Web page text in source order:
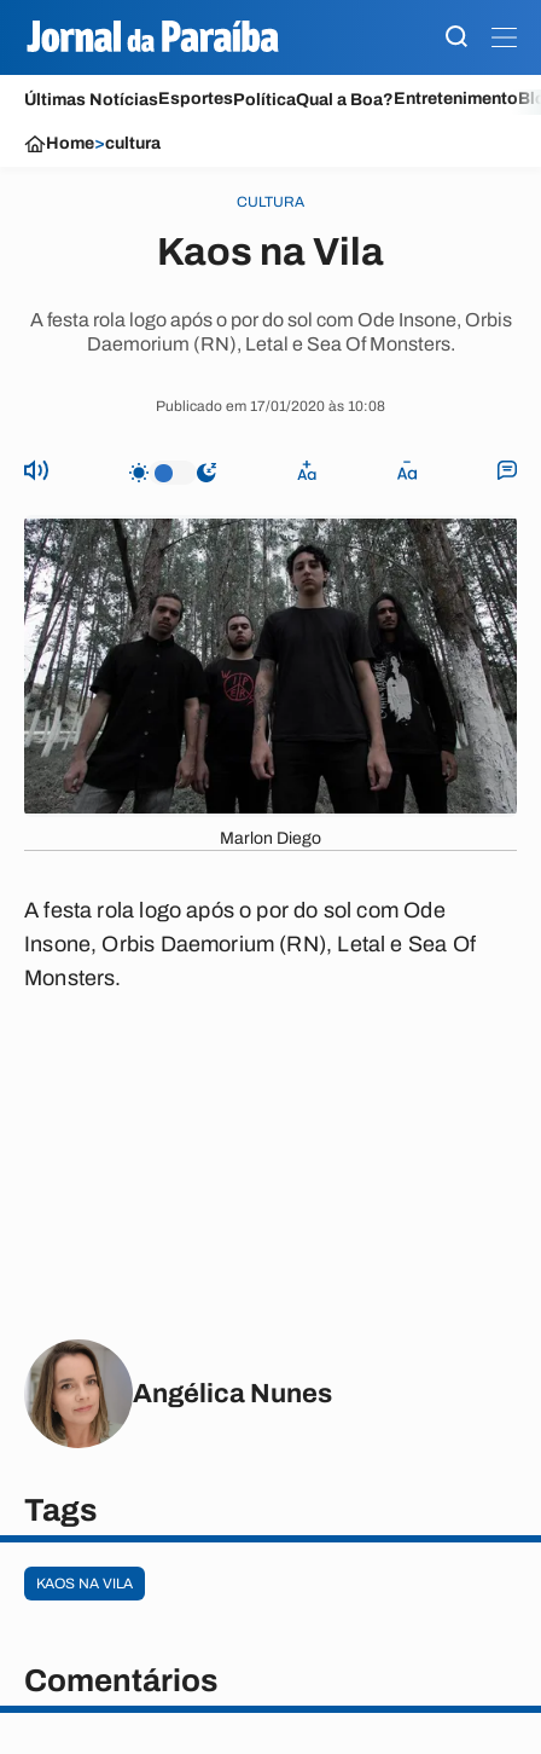
Últimas NotíciasEsportesPolíticaQual a Boa?Entretenimento
Home>cultura
CULTURA
Kaos na Vila
A festa rola logo após o por do sol com Ode Insone, Orbis
Daemorium (RN), Letal e Sea Of Monsters.
Publicado em 17/01/2020 às 10:08
Marlon Diego
A festa rola logo após o por do sol com Ode
Insone, Orbis Daemorium (RN), Letal e Sea Of
Monsters.
Angélica Nunes
Tags
KAOS NA VILA
Comentários